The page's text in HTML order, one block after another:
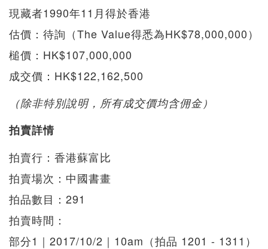
現藏者1990年11月得於香港
估價：待詢（The Value得悉為HK$78,000,000）
槌價：HK$107,000,000
成交價：HK$122,162,500
（除非特別說明，所有成交價均含佣金）
拍賣詳情
拍賣行：香港蘇富比
拍賣場次：中國書畫
拍品數目：291
拍賣時間：
部分1｜2017/10/2｜10am（拍品 1201 - 1311）